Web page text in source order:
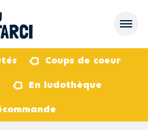
Coups de coeur
En ludothèque